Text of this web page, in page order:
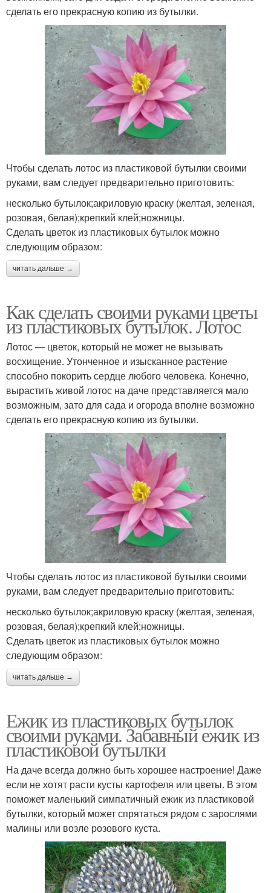
сделать его прекрасную копию из бутылки.
Чтобы сделать лотос из пластиковой бутылки своими
руками, вам следует предварительно приготовить:
несколько бутылок;акриловую краску (желтая, зеленая,
розовая, белая);крепкий клей;ножницы.
Сделать цветок из пластиковых бутылок можно
следующим образом:
читать дальше →
Как сделать своими руками цветы
из пластиковых бутылок. Лотос
Лотос — цветок, который не может не вызывать
восхищение. Утонченное и изысканное растение
способно покорить сердце любого человека. Конечно,
вырастить живой лотос на даче представляется мало
возможным, зато для сада и огорода вполне возможно
сделать его прекрасную копию из бутылки.
Чтобы сделать лотос из пластиковой бутылки своими
руками, вам следует предварительно приготовить:
несколько бутылок;акриловую краску (желтая, зеленая,
розовая, белая);крепкий клей;ножницы.
Сделать цветок из пластиковых бутылок можно
следующим образом:
читать дальше →
Ежик из пластиковых бутылок
своими руками. Забавный ежик из
пластиковой бутылки
На даче всегда должно быть хорошее настроение! Даже
если не хотят расти кусты картофеля или цветы. В этом
поможет маленький симпатичный ежик из пластиковой
бутылки, который может спрятаться рядом с зарослями
малины или возле розового куста.